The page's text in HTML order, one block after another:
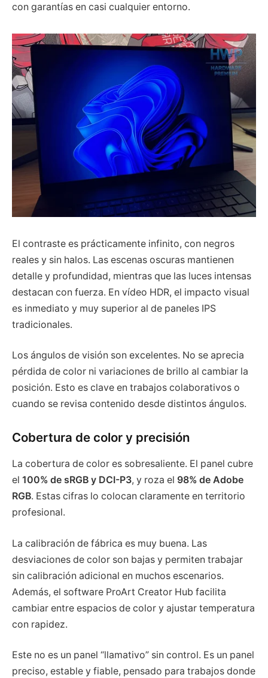
con garantías en casi cualquier entorno.
El contraste es prácticamente infinito, con negros
reales y sin halos. Las escenas oscuras mantienen
detalle y profundidad, mientras que las luces intensas
destacan con fuerza. En vídeo HDR, el impacto visual
es inmediato y muy superior al de paneles IPS
tradicionales.
Los ángulos de visión son excelentes. No se aprecia
pérdida de color ni variaciones de brillo al cambiar la
posición. Esto es clave en trabajos colaborativos o
cuando se revisa contenido desde distintos ángulos.
Cobertura de color y precisión
La cobertura de color es sobresaliente. El panel cubre
el 100% de sRGB y DCI-P3, y roza el 98% de Adobe
RGB. Estas cifras lo colocan claramente en territorio
profesional.
La calibración de fábrica es muy buena. Las
desviaciones de color son bajas y permiten trabajar
sin calibración adicional en muchos escenarios.
Además, el software ProArt Creator Hub facilita
cambiar entre espacios de color y ajustar temperatura
con rapidez.
Este no es un panel “llamativo” sin control. Es un panel
preciso, estable y fiable, pensado para trabajos donde